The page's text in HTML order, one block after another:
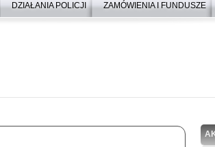
DZIAŁANIA POLICJI ZAMÓWIENIA I FUNDUSZE